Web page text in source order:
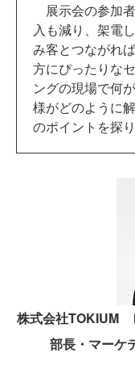
展示会の参加
入も減り、架電
み客とつながれ
方にぴったりな
ングの現場で何
様がどのように
のポイントを探り
株式会社TOKIUM
部長・マーケ